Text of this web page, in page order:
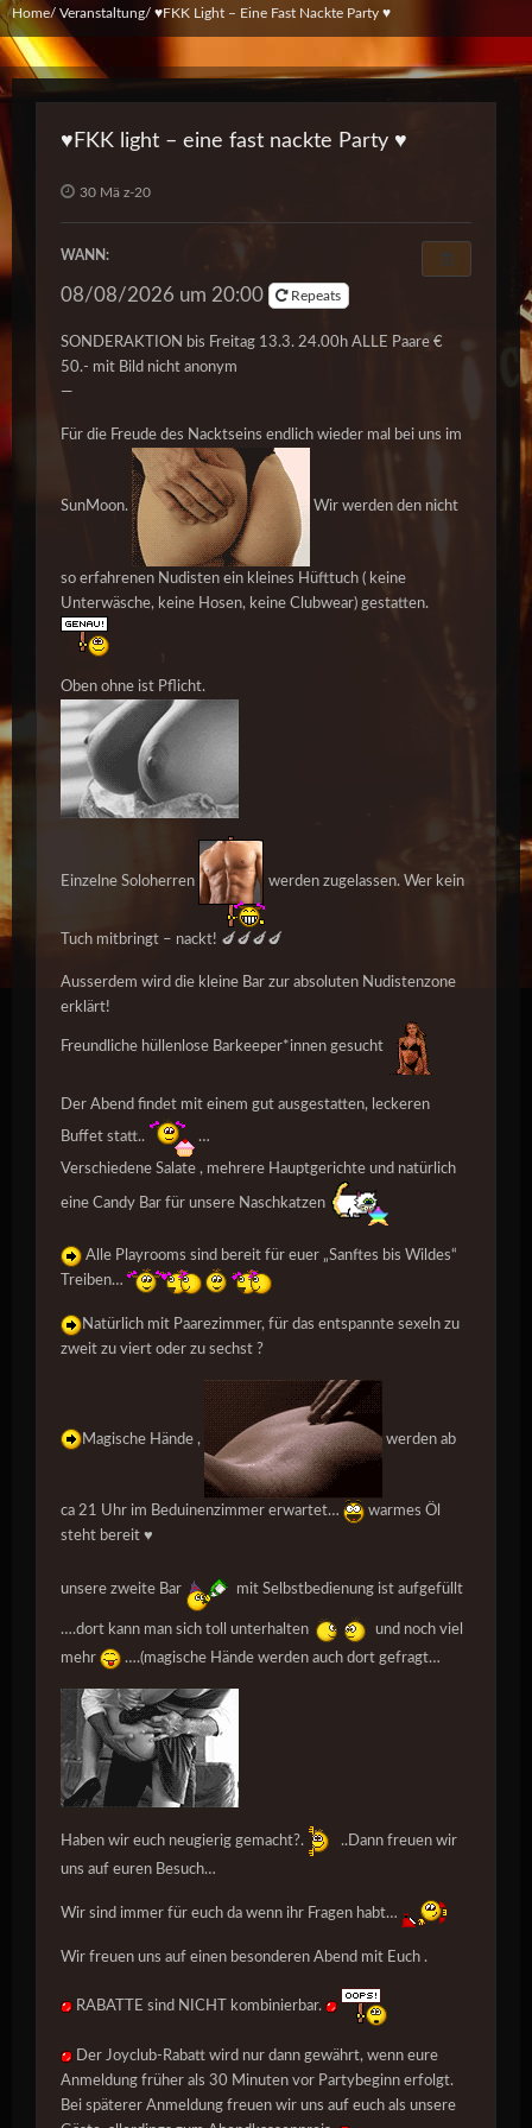
Home Veranstaltung ♥️FKK Light – Eine Fast Nackte Party ♥️
♥️FKK light – eine fast nackte Party ♥️
30 Mä z-20
WANN:
08/08/2026 um 20:00 Repeats
SONDERAKTION bis Freitag 13.3. 24.00h ALLE Paare €
50.- mit Bild nicht anonym
—
Für die Freude des Nacktseins endlich wieder mal bei uns im
SunMoon. Wir werden den nicht
so erfahrenen Nudisten ein kleines Hüfttuch ( keine
Unterwäsche, keine Hosen, keine Clubwear) gestatten.
Oben ohne ist Pflicht.
Einzelne Soloherren werden zugelassen. Wer kein
Tuch mitbringt – nackt! 🍆🍆🍆🍆
Ausserdem wird die kleine Bar zur absoluten Nudistenzone
erklärt!
Freundliche hüllenlose Barkeeper*innen gesucht
Der Abend findet mit einem gut ausgestatten, leckeren
Buffet statt.. …
Verschiedene Salate , mehrere Hauptgerichte und natürlich
eine Candy Bar für unsere Naschkatzen
Alle Playrooms sind bereit für euer „Sanftes bis Wildes“
Treiben…
Natürlich mit Paarezimmer, für das entspannte sexeln zu
zweit zu viert oder zu sechst ?
Magische Hände , werden ab
ca 21 Uhr im Beduinenzimmer erwartet…
warmes Öl
steht bereit ♥️
unsere zweite Bar mit Selbstbedienung ist aufgefüllt
….dort kann man sich toll unterhalten
und noch viel
mehr
….(magische Hände werden auch dort gefragt…
Haben wir euch neugierig gemacht?.
..Dann freuen wir
uns auf euren Besuch…
Wir sind immer für euch da wenn ihr Fragen habt…
Wir freuen uns auf einen besonderen Abend mit Euch .
RABATTE sind NICHT kombinierbar.
Der Joyclub-Rabatt wird nur dann gewährt, wenn eure
Anmeldung früher als 30 Minuten vor Partybeginn erfolgt.
Bei späterer Anmeldung freuen wir uns auf euch als unsere